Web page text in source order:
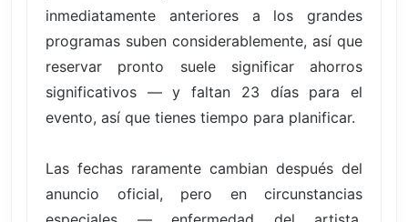
inmediatamente anteriores a los grandes
programas suben considerablemente, así que
reservar pronto suele significar ahorros
significativos — y faltan 23 días para el
evento, así que tienes tiempo para planificar.
Las fechas raramente cambian después del
anuncio oficial, pero en circunstancias